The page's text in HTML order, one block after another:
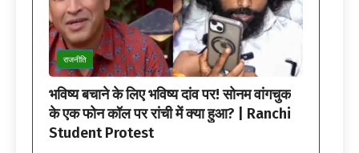
राजनीति
भविष्य बचाने के लिए भविष्य दांव पर! सोनम वांगचुक
के एक फोन कॉल पर रांची में क्या हुआ? | Ranchi
Student Protest